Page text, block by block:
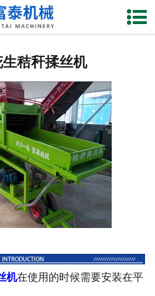
网站首页
江苏花生剥壳机
江苏玉米割台
江苏铡草机
江苏上料机
秸秆揉丝机
机在使用的时候需要安装在平